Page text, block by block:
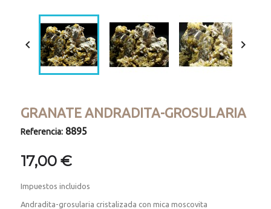
 
GRANATE ANDRADITA-GROSULARIA
Referencia: 8895
17,00 €
Impuestos incluidos
Andradita-grosularia cristalizada con mica moscovita